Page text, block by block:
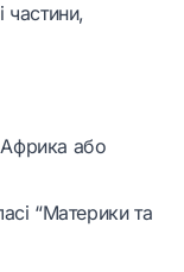
частини,
Африка або
“Материки та